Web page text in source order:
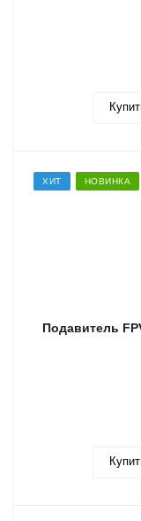
ХИТ НОВИНКА
Подавитель